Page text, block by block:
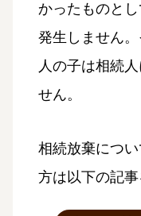
かったものと
発生しません
人の子は相続
せん。
相続放棄につ
方は以下の記事